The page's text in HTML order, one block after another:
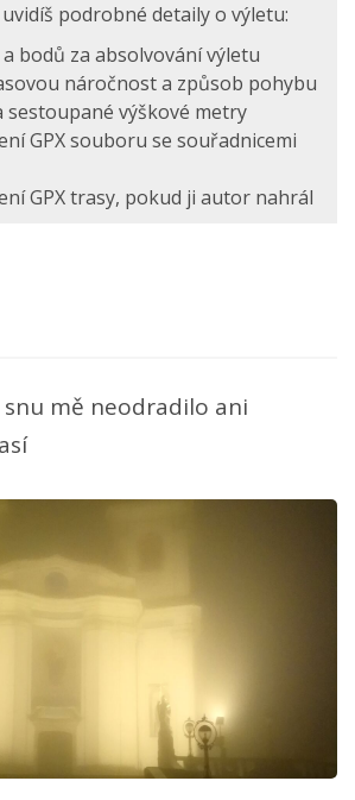
mě neodradilo ani
uvidíš podrobné detaily o výletu:
bodů za absolvování výletu
náročnost a způsob pohybu
sestoupané výškové metry
GPX souboru se souřadnicemi
GPX trasy, pokud ji autor nahrál